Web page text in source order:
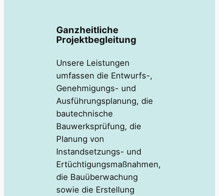
Ganzheitliche
Projektbegleitung
Unsere Leistungen
umfassen die Entwurfs-,
Genehmigungs- und
Ausführungsplanung, die
bautechnische
Bauwerksprüfung, die
Planung von
Instandsetzungs- und
Ertüchtigungsmaßnahmen,
die Bauüberwachung
sowie die Erstellung